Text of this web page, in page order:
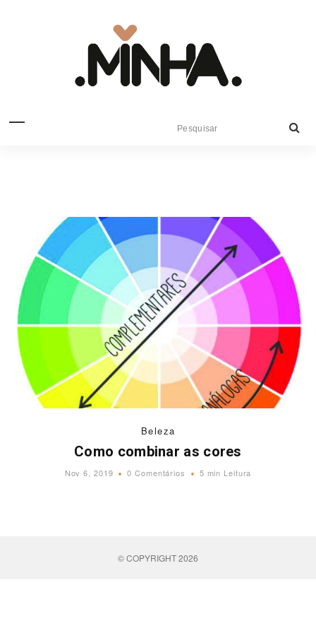
Beleza
Como combinar as cores
Nov 6, 2019 0 Comentários 5 min Leitura
© COPYRIGHT 2026